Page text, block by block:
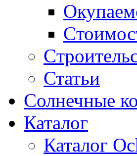
Статьи
Солнечные
Каталог
Каталог